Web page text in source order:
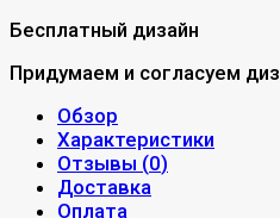
Бесплатный дизайн
Придумаем и согласуем
Обзор
Характеристики
Отзывы (0)
Доставка
Оплата